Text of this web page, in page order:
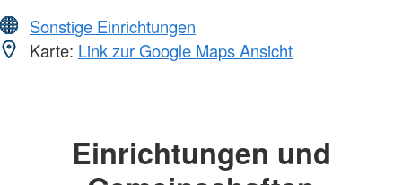
Sonstige Einrichtungen
Karte: Link zur Google Maps Ansicht
Einrichtungen und